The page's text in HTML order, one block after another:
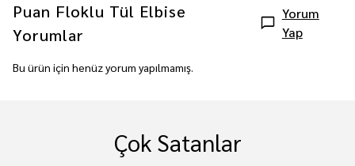
Puan Floklu Tül Elbise
Yorumlar
Yorum
Yap
Bu ürün için henüz yorum yapılmamış.
Çok Satanlar